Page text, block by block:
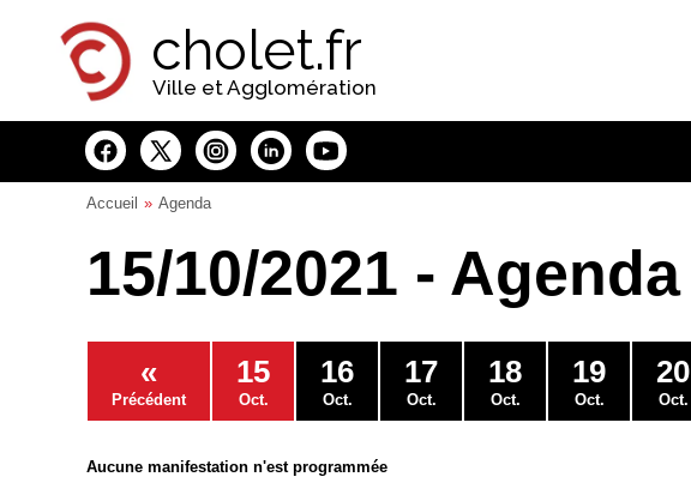
cholet.fr
Ville et Agglomération
Accueil Agenda
15/10/2021 - Agenda
«
Précédent
15
Oct.
16
Oct.
17
Oct.
18
Oct.
19
Oct.
20
Oct.
Aucune manifestation n'est programmée